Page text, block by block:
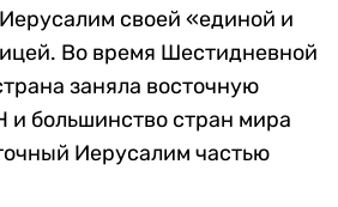
своей «единой и
Во время Шестидневной
заняла восточную
и большинство стран мира
Иерусалим частью